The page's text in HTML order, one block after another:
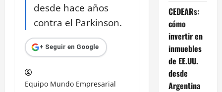
desde hace años
contra el Parkinson.
+ Seguir en Google
Equipo Mundo Empresarial
CEDEARs:
cómo
invertir en
inmuebles
de EE.UU.
desde
Argentina